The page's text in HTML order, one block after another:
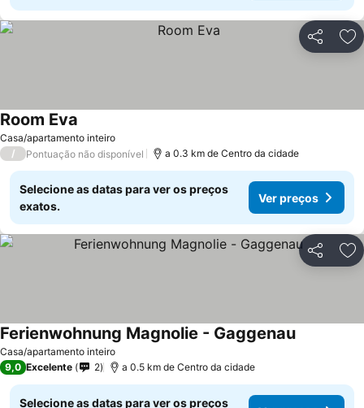
Partilhar
Casa/apartamento inteiro
Room Eva
/ Pontuação não disponível a 0.3 km de Centro da cidade
Selecione as datas para ver os preços
exatos.
Ver preços
Partilhar
Casa/apartamento inteiro
Ferienwohnung Magnolie - Gaggenau
9,0 Excelente 2 a 0.5 km de Centro da cidade
Selecione as datas para ver os preços